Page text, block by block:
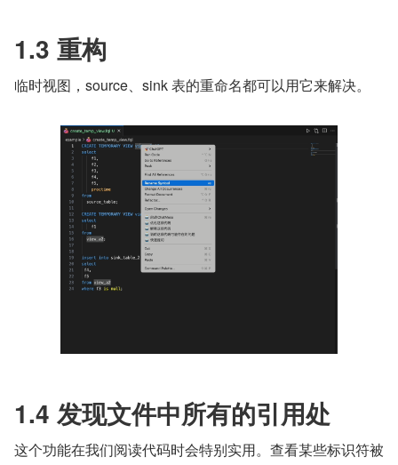
1.3 重构
临时视图，source、sink 表的重命名都可以用它来解决。
1.4 发现文件中所有的引用处
这个功能在我们阅读代码时会特别实用。查看某些标识符被